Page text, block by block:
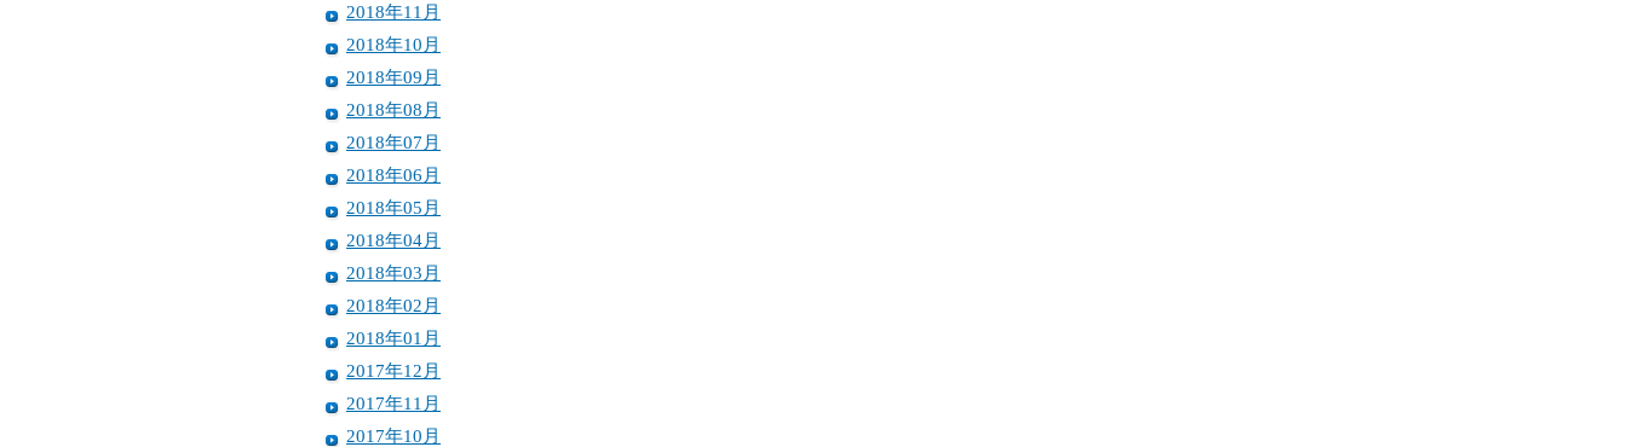
2018年11月
2018年10月
2018年09月
2018年08月
2018年07月
2018年06月
2018年05月
2018年04月
2018年03月
2018年02月
2018年01月
2017年12月
2017年11月
2017年10月